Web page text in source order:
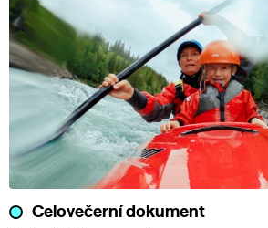
Celovečerní dokument